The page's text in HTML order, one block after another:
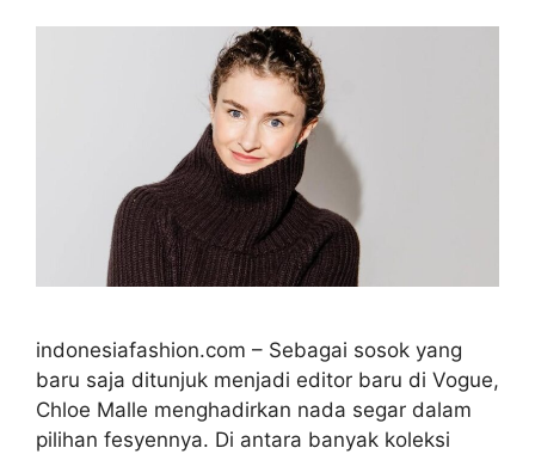
indonesiafashion.com – Sebagai sosok yang
baru saja ditunjuk menjadi editor baru di Vogue,
Chloe Malle menghadirkan nada segar dalam
pilihan fesyennya. Di antara banyak koleksi